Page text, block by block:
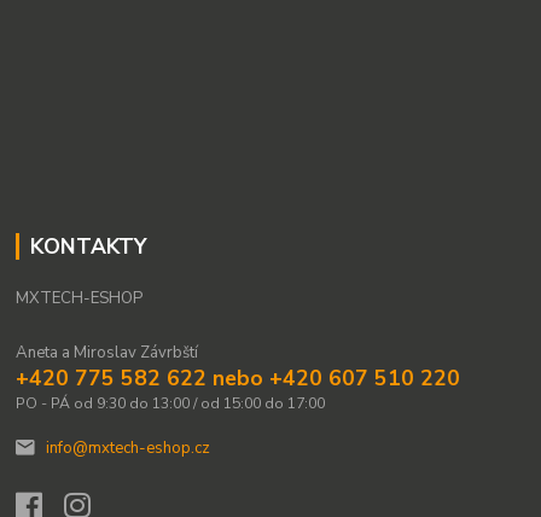
KONTAKTY
MXTECH-ESHOP
Aneta a Miroslav Závrbští
+420 775 582 622 nebo +420 607 510 220
PO - PÁ od 9:30 do 13:00 / od 15:00 do 17:00
info@mxtech-eshop.cz